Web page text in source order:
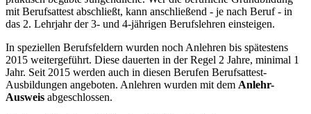
mit Berufsattest abschließt, kann anschließend - je nach Beruf - in
das 2. Lehrjahr der 3- und 4-jährigen Berufslehren einsteigen.
In speziellen Berufsfeldern wurden noch Anlehren bis spätestens
2015 weitergeführt. Diese dauerten in der Regel 2 Jahre, minimal 1
Jahr. Seit 2015 werden auch in diesen Berufen Berufsattest-
Ausbildungen angeboten. Anlehren wurden mit dem Anlehr-
Ausweis abgeschlossen.